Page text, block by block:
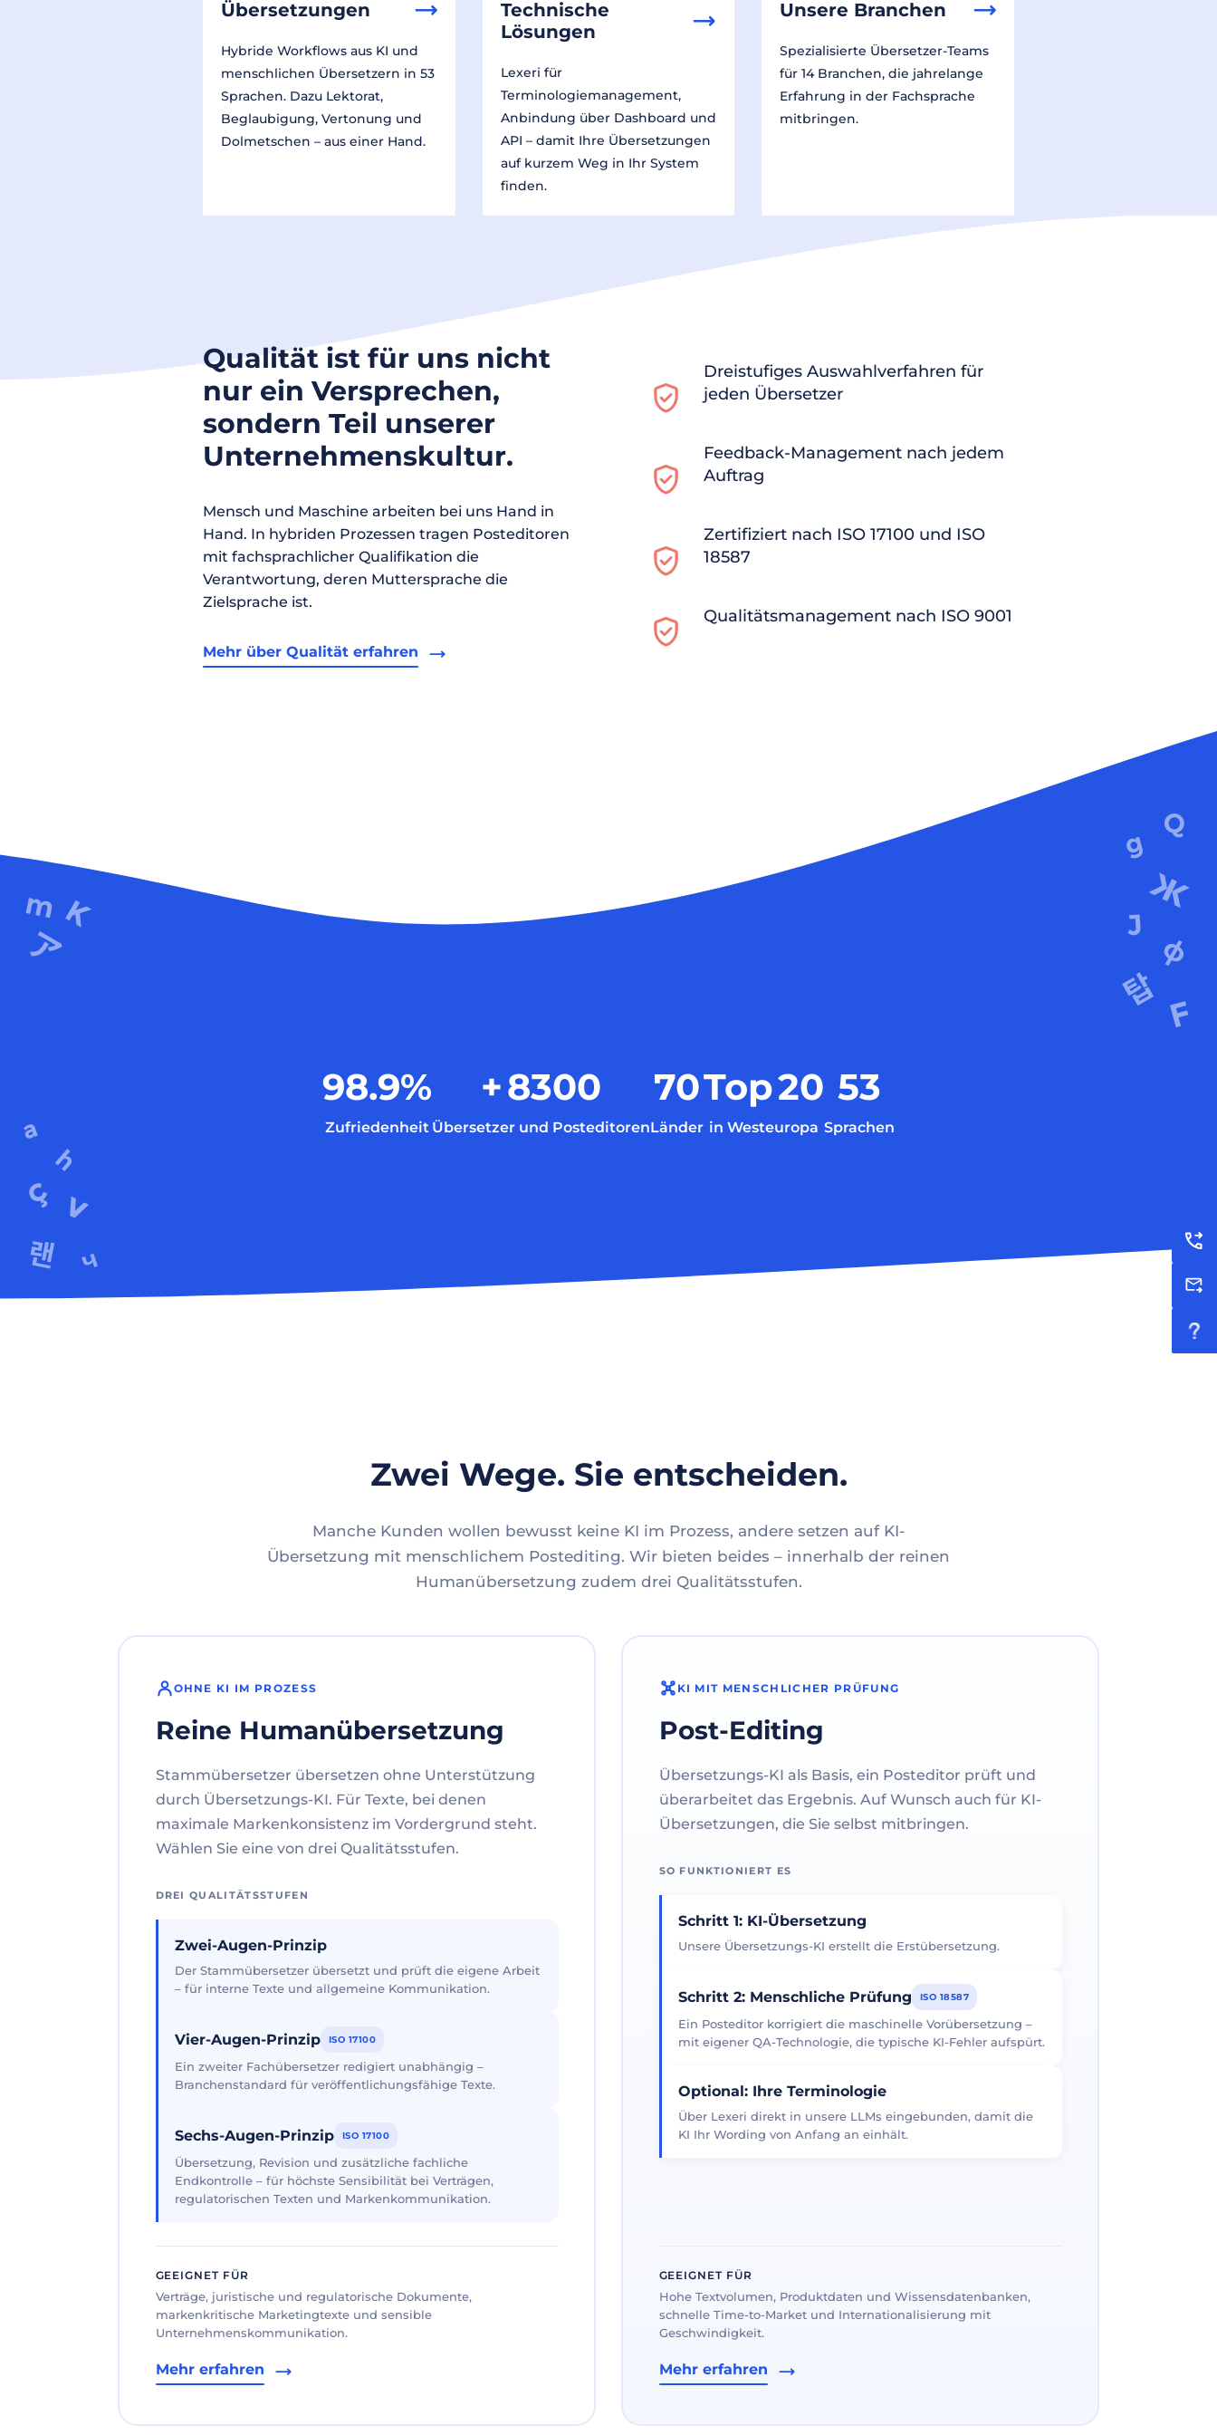
Übersetzungen
Hybride Workflows aus KI und
menschlichen Übersetzern in 53
Sprachen. Dazu Lektorat,
Beglaubigung, Vertonung und
Dolmetschen – aus einer Hand.
Technische
Lösungen
Lexeri für
Terminologiemanagement,
Anbindung über Dashboard und
API – damit Ihre Übersetzungen
auf kurzem Weg in Ihr System
finden.
Unsere Branchen
Spezialisierte Übersetzer-Teams
für 14 Branchen, die jahrelange
Erfahrung in der Fachsprache
mitbringen.
Qualität ist für uns nicht
nur ein Versprechen,
sondern Teil unserer
Unternehmenskultur.
Mensch und Maschine arbeiten bei uns Hand in
Hand. In hybriden Prozessen tragen Posteditoren
mit fachsprachlicher Qualifikation die
Verantwortung, deren Muttersprache die
Zielsprache ist.
Mehr über Qualität erfahren
Dreistufiges Auswahlverfahren für
jeden Übersetzer
Feedback-Management nach jedem
Auftrag
Zertifiziert nach ISO 17100 und ISO
18587
Qualitätsmanagement nach ISO 9001
98.9%
Zufriedenheit
+8300
Übersetzer und Posteditoren
70
Länder
Top20
in Westeuropa
53
Sprachen
Zwei Wege. Sie entscheiden.
Manche Kunden wollen bewusst keine KI im Prozess, andere setzen auf KI-
Übersetzung mit menschlichem Postediting. Wir bieten beides – innerhalb der reinen
Humanübersetzung zudem drei Qualitätsstufen.
OHNE KI IM PROZESS
Reine Humanübersetzung
Stammübersetzer übersetzen ohne Unterstützung
durch Übersetzungs-KI. Für Texte, bei denen
maximale Markenkonsistenz im Vordergrund steht.
Wählen Sie eine von drei Qualitätsstufen.
DREI QUALITÄTSSTUFEN
Zwei-Augen-Prinzip
Der Stammübersetzer übersetzt und prüft die eigene Arbeit
– für interne Texte und allgemeine Kommunikation.
Vier-Augen-Prinzip ISO 17100
Ein zweiter Fachübersetzer redigiert unabhängig –
Branchenstandard für veröffentlichungsfähige Texte.
Sechs-Augen-Prinzip ISO 17100
Übersetzung, Revision und zusätzliche fachliche
Endkontrolle – für höchste Sensibilität bei Verträgen,
regulatorischen Texten und Markenkommunikation.
GEEIGNET FÜR
Verträge, juristische und regulatorische Dokumente,
markenkritische Marketingtexte und sensible
Unternehmenskommunikation.
Mehr erfahren
KI MIT MENSCHLICHER PRÜFUNG
Post-Editing
Übersetzungs-KI als Basis, ein Posteditor prüft und
überarbeitet das Ergebnis. Auf Wunsch auch für KI-
Übersetzungen, die Sie selbst mitbringen.
SO FUNKTIONIERT ES
Schritt 1: KI-Übersetzung
Unsere Übersetzungs-KI erstellt die Erstübersetzung.
Schritt 2: Menschliche Prüfung ISO 18587
Ein Posteditor korrigiert die maschinelle Vorübersetzung –
mit eigener QA-Technologie, die typische KI-Fehler aufspürt.
Optional: Ihre Terminologie
Über Lexeri direkt in unsere LLMs eingebunden, damit die
KI Ihr Wording von Anfang an einhält.
GEEIGNET FÜR
Hohe Textvolumen, Produktdaten und Wissensdatenbanken,
schnelle Time-to-Market und Internationalisierung mit
Geschwindigkeit.
Mehr erfahren